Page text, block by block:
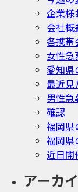
企業様
会社概
各携帯
女性急
愛知県
最近見
男性急
確認
福岡県
福岡県
近日開
アーカ